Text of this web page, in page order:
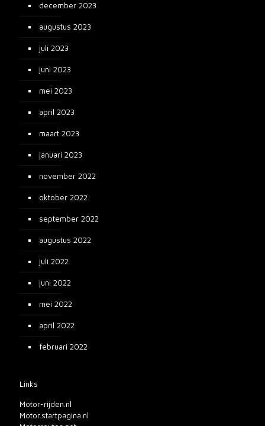
december 2023
augustus 2023
juli 2023
juni 2023
mei 2023
april 2023
maart 2023
januari 2023
november 2022
oktober 2022
september 2022
augustus 2022
juli 2022
juni 2022
mei 2022
april 2022
februari 2022
Links
Motor-rijden.nl
Motor.startpagina.nl